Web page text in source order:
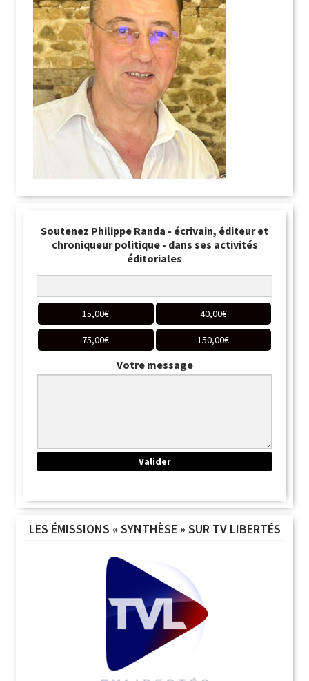
Soutenez Philippe Randa - écrivain, éditeur et
chroniqueur politique - dans ses activités
éditoriales
15,00€ 40,00€
75,00€ 150,00€
Votre message
LES ÉMISSIONS « SYNTHÈSE » SUR TV LIBERTÉS